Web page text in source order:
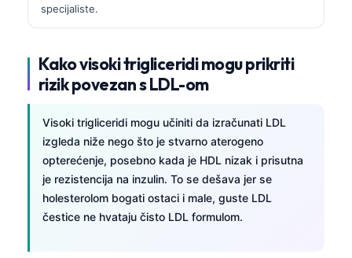
specijaliste.
Kako visoki trigliceridi mogu prikriti
rizik povezan s LDL-om
Visoki trigliceridi mogu učiniti da izračunati LDL
izgleda niže nego što je stvarno aterogeno
opterećenje, posebno kada je HDL nizak i prisutna
je rezistencija na inzulin. To se dešava jer se
holesterolom bogati ostaci i male, guste LDL
čestice ne hvataju čisto LDL formulom.